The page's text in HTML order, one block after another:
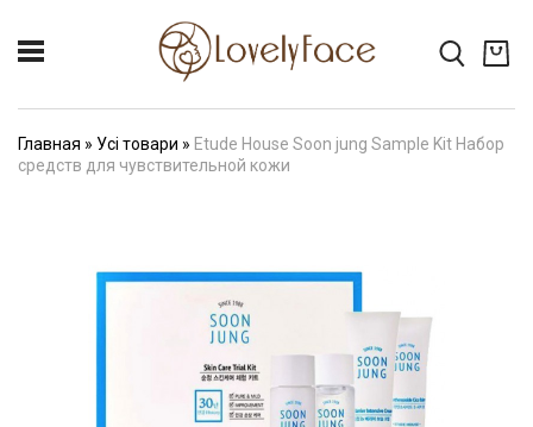
Главная » Усі товари » Etude House Soon jung Sample Kit Набор
средств для чувствительной кожи